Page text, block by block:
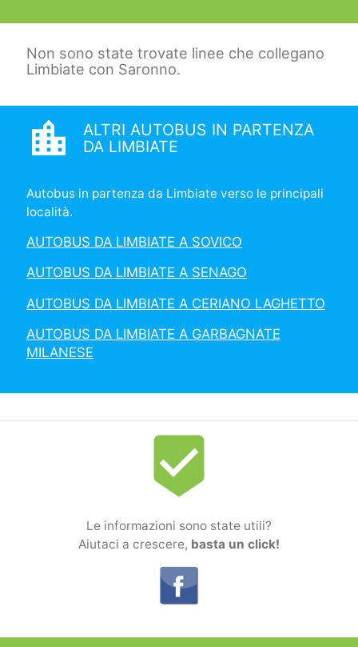
Non sono state trovate linee che collegano
Limbiate con Saronno.
location_city
ALTRI AUTOBUS IN PARTENZA
DA LIMBIATE
Autobus in partenza da Limbiate verso le principali
località.
AUTOBUS DA LIMBIATE A SOVICO
AUTOBUS DA LIMBIATE A SENAGO
AUTOBUS DA LIMBIATE A CERIANO LAGHETTO
AUTOBUS DA LIMBIATE A GARBAGNATE
MILANESE
beenhere
Le informazioni sono state utili?
Aiutaci a crescere, basta un click!